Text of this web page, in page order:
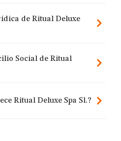
de Ritual Deluxe
Social de Ritual
Ritual Deluxe Spa Sl.?